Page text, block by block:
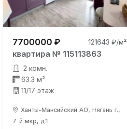
7700000 ₽ 121643 ₽/м²
квартира № 115113863
2 комн.
63.3 м²
11/17 этаж
Ханты-Мансийский АО, Нягань г.,
7-й мкр, д.1